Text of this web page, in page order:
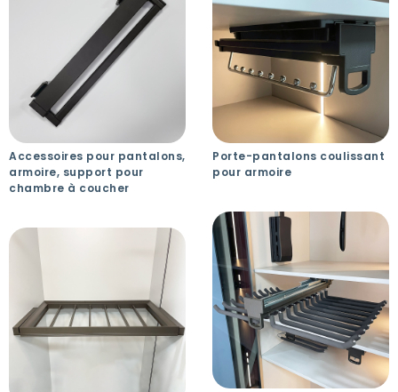
Accessoires pour pantalons,
armoire, support pour
chambre à coucher
Porte-pantalons coulissant
pour armoire